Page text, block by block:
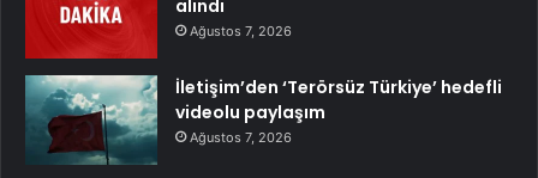
alındı
Ağustos 7, 2026
İletişim’den ‘Terörsüz Türkiye’ hedefli
videolu paylaşım
Ağustos 7, 2026